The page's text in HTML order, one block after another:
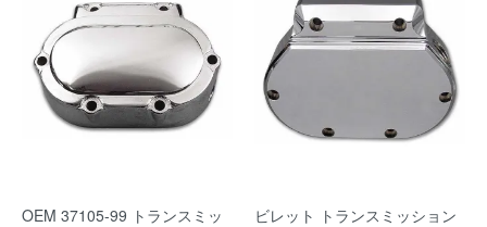
OEM 37105-99 トランスミッ
ビレット トランスミッション